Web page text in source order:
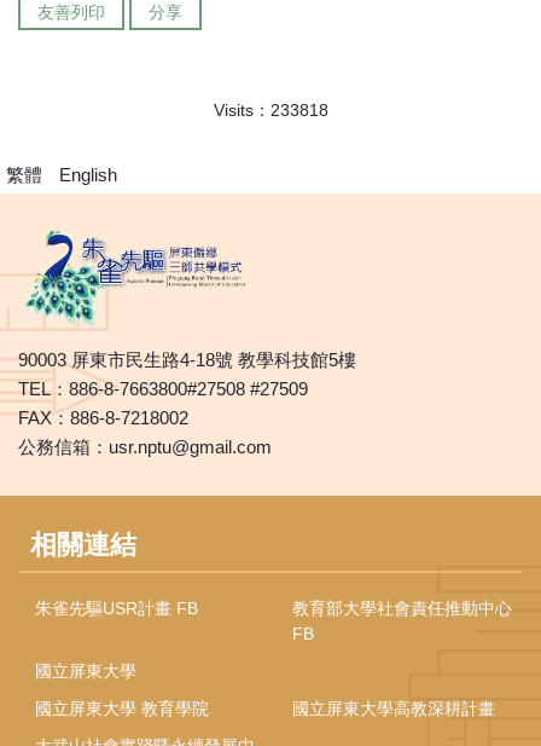
友善列印 分享
Visits： 233818
繁體 English
90003 屏東市民生路4-18號 教學科技館5樓
TEL：886-8-7663800#27508 #27509
FAX：886-8-7218002
公務信箱：usr.nptu@gmail.com
相關連結
朱雀先驅USR計畫 FB
教育部大學社會責任推動中心
FB
國立屏東大學
國立屏東大學 教育學院
國立屏東大學高教深耕計畫